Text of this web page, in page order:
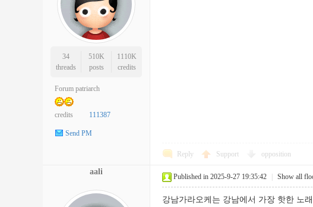
34
threads
510K
posts
1110K
credits
Forum patriarch
credits 111387
Send PM
Reply Support opposition
aali
Published in 2025-9-27 19:35:42 Show all
강남가라오케는 강남에서 가장 핫한 노